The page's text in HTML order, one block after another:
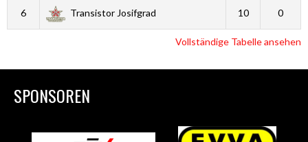
6 Transistor Josifgrad 10 0
Vollständige Tabelle ansehen
SPONSOREN